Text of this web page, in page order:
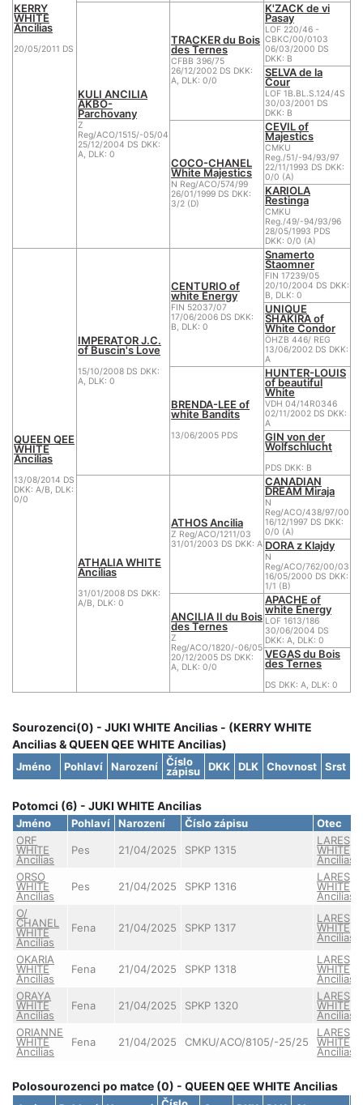
KERRY
WHITE
Ancilias
20/05/2011 DS
KULI ANCILIA
AKBO-
Parchovany
Z
Reg/ACO/1515/-05/04
25/12/2004 DS DKK:
A, DLK: 0
TRACKER du Bois
des Ternes
CFBB 396/75
26/12/2002 DS DKK:
A, DLK: 0/0
K'ZACK de vi
Pasay
LOF 220/46 -
CBKC/00/0103
06/03/2000 DS
DKK: B
SELVA de la
Cour
LOF 1B.BL.S.124/4S
30/03/2001 DS
DKK: B
COCO-CHANEL
White Majestics
N Reg/ACO/574/99
26/01/1999 DS DKK:
3/2 (D)
CEVIL of
Majestics
CMKU
Reg./51/-94/93/97
22/11/1993 DS DKK:
0/0 (A)
KARIOLA
Restinga
CMKU
Reg./49/-94/93/96
28/05/1993 PDS
DKK: 0/0 (A)
QUEEN QEE
WHITE
Ancilias
13/08/2014 DS
DKK: A/B, DLK:
0/0
IMPERATOR J.C.
of Buscin's Love
15/10/2008 DS DKK:
A, DLK: 0
CENTURIO of
white Energy
FIN 52037/07
17/06/2006 DS DKK:
B, DLK: 0
Snamerto
Staomner
FIN 17239/05
20/10/2004 DS DKK:
B, DLK: 0
UNIQUE
SHAKIRA of
White Condor
ÖHZB 446/ REG
13/06/2002 DS DKK:
A
BRENDA-LEE of
white Bandits
13/06/2005 PDS
HUNTER-LOUIS
of beautiful
White
VDH 04/14R0346
02/11/2002 DS DKK:
A
GIN von der
Wolfschlucht
PDS DKK: B
ATHALIA WHITE
Ancilias
31/01/2008 DS DKK:
A/B, DLK: 0
ATHOS Ancilia
Z Reg/ACO/1211/03
31/01/2003 DS DKK: A
CANADIAN
DREAM Miraja
N
Reg/ACO/438/97/00
16/12/1997 DS DKK:
0/0 (A)
DORA z Klajdy
N
Reg/ACO/762/00/03
16/05/2000 DS DKK:
1/1 (B)
ANCILIA II du Bois
des Ternes
Z
Reg/ACO/1820/-06/05
20/12/2005 DS DKK:
A, DLK: 0/0
APACHE of
white Energy
LOF 1613/186
30/06/2004 DS
DKK: A, DLK: 0
VEGAS du Bois
des Ternes
DS DKK: A, DLK: 0
Sourozenci(0) - JUKI WHITE Ancilias - (KERRY WHITE
Ancilias & QUEEN QEE WHITE Ancilias)
Jméno Pohlaví Narození Číslo
zápisu DKK DLK Chovnost Srst
Potomci (6) - JUKI WHITE Ancilias
Jméno Pohlaví Narození Číslo zápisu
Otec
ORF
WHITE
Ancilias
Pes 21/04/2025 SPKP 1315
LARES
WHITE
Ancilias
ORSO
WHITE
Ancilias
Pes 21/04/2025 SPKP 1316
LARES
WHITE
Ancilias
O/
CHANEL
WHITE
Ancilias
Fena 21/04/2025 SPKP 1317
LARES
WHITE
Ancilias
OKARIA
WHITE
Ancilias
Fena 21/04/2025 SPKP 1318
LARES
WHITE
Ancilias
ORAYA
WHITE
Ancilias
Fena 21/04/2025 SPKP 1320
LARES
WHITE
Ancilias
ORIANNE
WHITE
Ancilias
Fena 21/04/2025 CMKU/ACO/8105/-25/25
LARES
WHITE
Ancilias
Polosourozenci po matce (0) - QUEEN QEE WHITE Ancilias